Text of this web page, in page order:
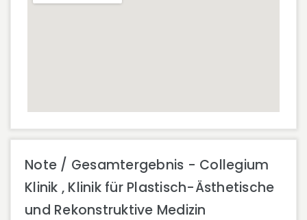
Note / Gesamtergebnis - Collegium
Klinik , Klinik für Plastisch-Ästhetische
und Rekonstruktive Medizin